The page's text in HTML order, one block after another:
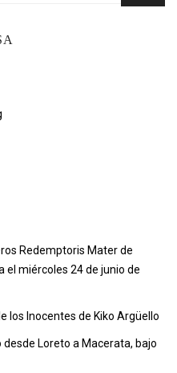
Redemptoris Mater de
el miércoles 24 de junio de
los Inocentes de Kiko Argüello
desde Loreto a Macerata, bajo